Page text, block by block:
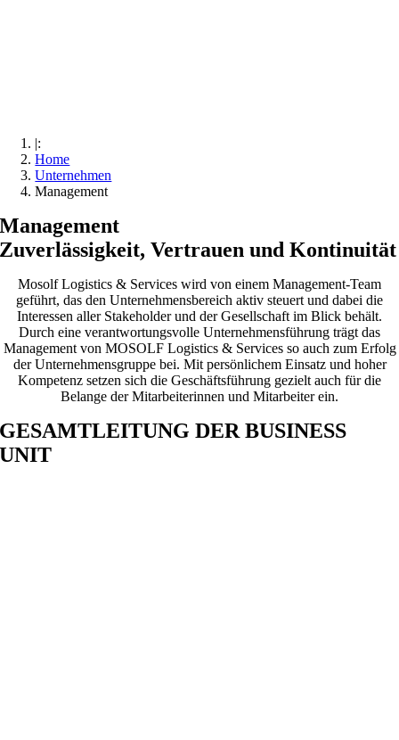
|:
Home
Unternehmen
Management
Management
Zuverlässigkeit, Vertrauen und Kontinuität
Mosolf Logistics & Services wird von einem Management-Team
geführt, das den Unternehmensbereich aktiv steuert und dabei die
Interessen aller Stakeholder und der Gesellschaft im Blick behält.
Durch eine verantwortungsvolle Unternehmensführung trägt das
Management von MOSOLF Logistics & Services so auch zum Erfolg
der Unternehmensgruppe bei. Mit persönlichem Einsatz und hoher
Kompetenz setzen sich die Geschäftsführung gezielt auch für die
Belange der Mitarbeiterinnen und Mitarbeiter ein.
GESAMTLEITUNG DER BUSINESS
UNIT